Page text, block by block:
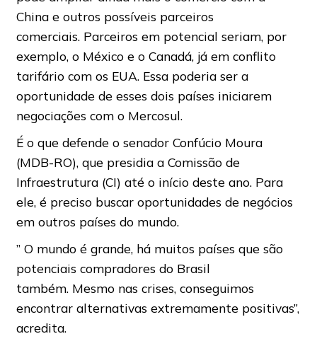
China e outros possíveis parceiros
comerciais. Parceiros em potencial seriam, por
exemplo, o México e o Canadá, já em conflito
tarifário com os EUA. Essa poderia ser a
oportunidade de esses dois países iniciarem
negociações com o Mercosul.
É o que defende o senador Confúcio Moura
(MDB-RO), que presidia a Comissão de
Infraestrutura (CI) até o início deste ano. Para
ele, é preciso buscar oportunidades de negócios
em outros países do mundo.
” O mundo é grande, há muitos países que são
potenciais compradores do Brasil
também. Mesmo nas crises, conseguimos
encontrar alternativas extremamente positivas”,
acredita.